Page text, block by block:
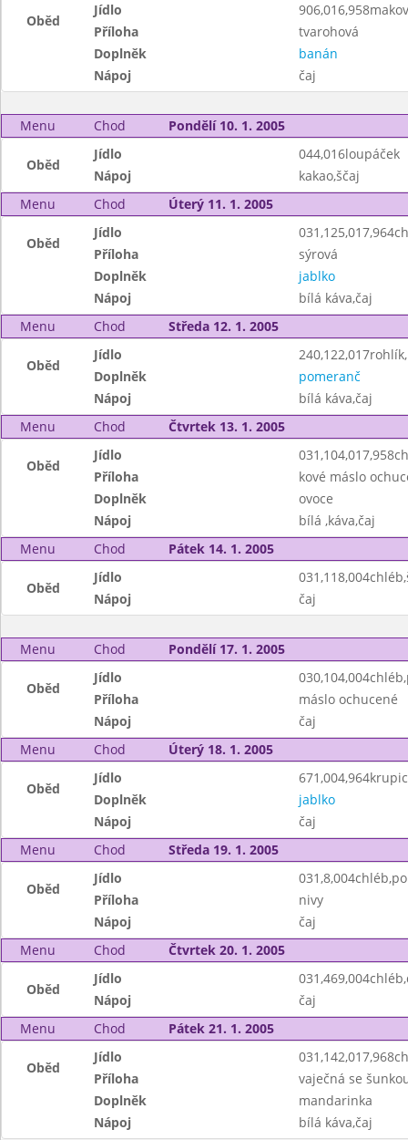
Oběd
Jídlo
Příloha
tvarohová
Doplněk
banán
Nápoj
čaj
Menu Chod Pondělí 10. 1. 2005
Oběd
Jídlo
044,016loupáček
Nápoj
kakao,ščaj
Menu
Chod Úterý 11. 1. 2005
Oběd
Jídlo
Příloha
sýrová
Doplněk
jablko
Nápoj
bílá káva,čaj
Menu
Chod Středa 12. 1. 2005
Oběd
Jídlo
Doplněk
pomeranč
Nápoj
bílá káva,čaj
Menu
Chod Čtvrtek 13. 1. 2005
Oběd
Jídlo
Příloha
kové máslo
Doplněk
ovoce
Nápoj
bílá ,káva,čaj
Menu
Chod Pátek 14. 1. 2005
Oběd
Jídlo
Nápoj
čaj
Menu Chod Pondělí 17. 1. 2005
Oběd
Jídlo
Příloha
máslo ochucené
Nápoj
čaj
Menu
Chod Úterý 18. 1. 2005
Oběd
Jídlo
Doplněk
jablko
Nápoj
čaj
Menu
Chod Středa 19. 1. 2005
Oběd
Jídlo
Příloha
nivy
Nápoj
čaj
Menu
Chod Čtvrtek 20. 1. 2005
Oběd
Jídlo
Nápoj
čaj
Menu
Chod Pátek 21. 1. 2005
Oběd
Jídlo
Příloha
vaječná se
Doplněk
mandarinka
Nápoj
bílá káva,čaj